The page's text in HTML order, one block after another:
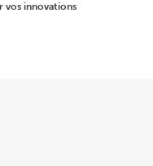
vos innovations